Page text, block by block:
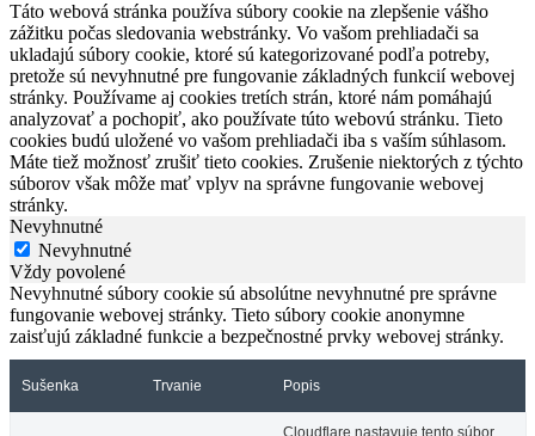
Táto webová stránka používa súbory cookie na zlepšenie vášho
zážitku počas sledovania webstránky. Vo vašom prehliadači sa
ukladajú súbory cookie, ktoré sú kategorizované podľa potreby,
pretože sú nevyhnutné pre fungovanie základných funkcií webovej
stránky. Používame aj cookies tretích strán, ktoré nám pomáhajú
analyzovať a pochopiť, ako používate túto webovú stránku. Tieto
cookies budú uložené vo vašom prehliadači iba s vaším súhlasom.
Máte tiež možnosť zrušiť tieto cookies. Zrušenie niektorých z týchto
súborov však môže mať vplyv na správne fungovanie webovej
stránky.
Nevyhnutné
Nevyhnutné
Vždy povolené
Nevyhnutné súbory cookie sú absolútne nevyhnutné pre správne
fungovanie webovej stránky. Tieto súbory cookie anonymne
zaisťujú základné funkcie a bezpečnostné prvky webovej stránky.
Sušenka Trvanie Popis
Cloudflare nastavuje tento súbor